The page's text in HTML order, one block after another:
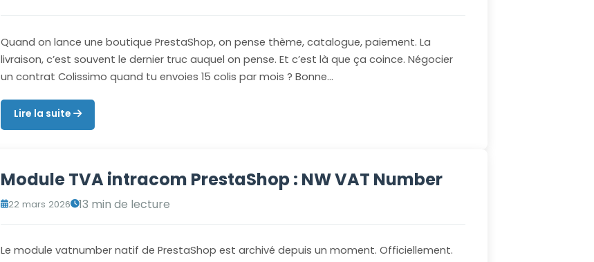
Quand on lance une boutique PrestaShop, on pense thème, catalogue, paiement. La
livraison, c’est souvent le dernier truc auquel on pense. Et c’est là que ça coince. Négocier
un contrat Colissimo quand tu envoies 15 colis par mois ? Bonne…
Lire la suite
Module TVA intracom PrestaShop : NW VAT Number
22 mars 2026 13 min de lecture
Le module vatnumber natif de PrestaShop est archivé depuis un moment. Officiellement.